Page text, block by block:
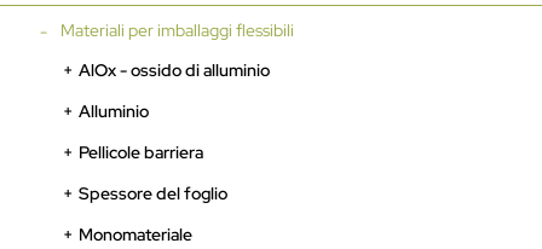
Materiali per imballaggi flessibili
AlOx - ossido di alluminio
Alluminio
Pellicole barriera
Spessore del foglio
Monomateriale